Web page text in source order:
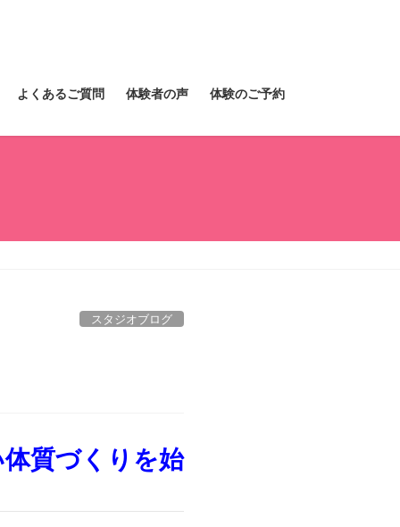
よくあるご質問 体験者の声 体験のご予約
スタジオブログ
質づくりを始